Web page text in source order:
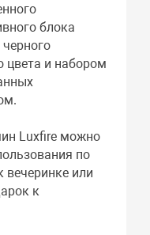
блока
цвета и набором
Luxfire можно
по
вечеринке или
к